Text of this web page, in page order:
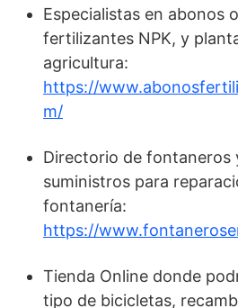
Especialistas en abonos
fertilizantes NPK, y
agricultura:
https://
m/
Directorio de fontaneros
suministros para
fontanería:
https://
Tienda Online donde
tipo de bicicletas,